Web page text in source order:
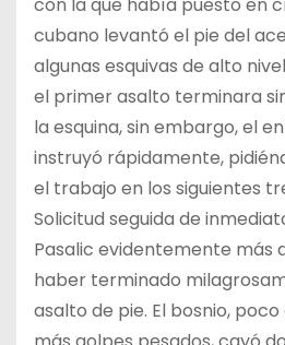
cubano levantó el pie del
algunas esquivas de alto
el primer asalto terminara
la esquina, sin embargo, el
instruyó rápidamente,
el trabajo en los siguientes
Solicitud seguida de
Pasalic evidentemente más
haber terminado
asalto de pie. El bosnio,